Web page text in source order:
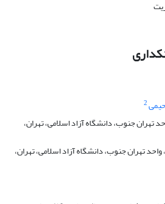
2
تهران جنوب، دانشگاه آزاد اسلامی، تهران،
تهران جنوب، دانشگاه آزاد اسلامی، تهران،